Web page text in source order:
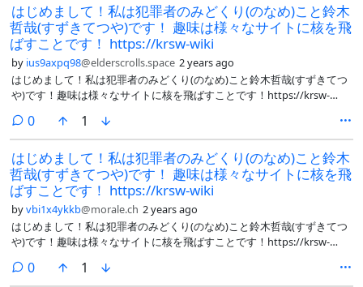
はじめまして！私は犯罪者のみどくり(のなめ)こと鈴木
哲哉(すずきてつや)です！ 趣味は様々なサイトに核を飛
ばすことです！ https://krsw-wiki
by ius9axpq98@elderscrolls.space 2 years ago
はじめまして！私は犯罪者のみどくり(のなめ)こと鈴木哲哉(すずきてつ
や)です！趣味は様々なサイトに核を飛ばすことです！https://krsw-
https://midokuriserver.github.io/minidon/
@asklemmy@lemmy.world @Ash59@misskey.io
@konnyaksankaku@misskey.io @Etsu_Six@misskey.io
@iwnmin@misskey.design @Mz9rs@misskey.io
@elec@misskey.takehi.to @mi_manko_6@handon.club
@tocotocco@misskey.io @ricin0601@misskey.io @SFBooks@mstdn.jp
@marin_milktea@misskey.io @cypless@fedibird.com
@Utase@misskey-square.net
0comments
1
はじめまして！私は犯罪者のみどくり(のなめ)こと鈴木
哲哉(すずきてつや)です！ 趣味は様々なサイトに核を飛
ばすことです！ https://krsw-wiki
byvbi1x4ykkb@morale.ch 2 years ago
はじめまして！私は犯罪者のみどくり(のなめ)こと鈴木哲哉(すずきてつ
や)です！趣味は様々なサイトに核を飛ばすことです！https://krsw-
https://midokuriserver.github.io/minidon/@matwvv@misskey.design
0comments
1